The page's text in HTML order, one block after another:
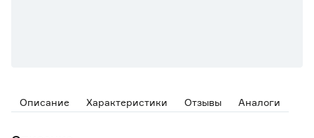
Описание Характеристики Отзывы Аналоги